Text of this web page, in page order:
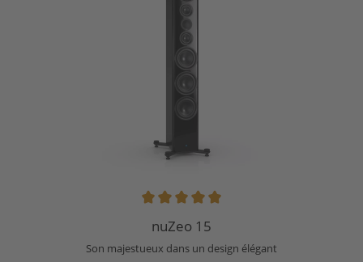
Note moyenne de 5 sur 5 étoiles
nuZeo 15
Son majestueux dans un design élégant